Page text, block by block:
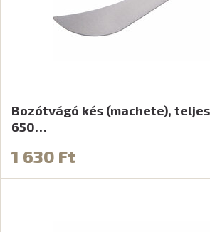
Bozótvágó kés (machete),
650…
1 630 Ft